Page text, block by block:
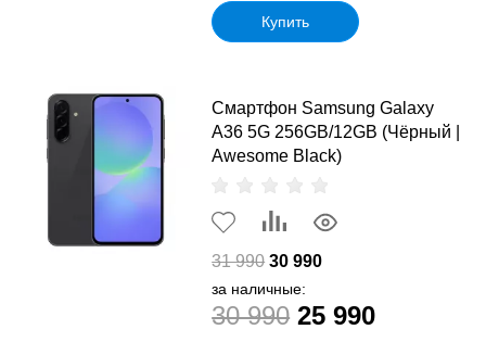
Купить
Смартфон Samsung Galaxy
A36 5G 256GB/12GB (Чёрный |
Awesome Black)
31 990 30 990
за наличные:
30 990 25 990